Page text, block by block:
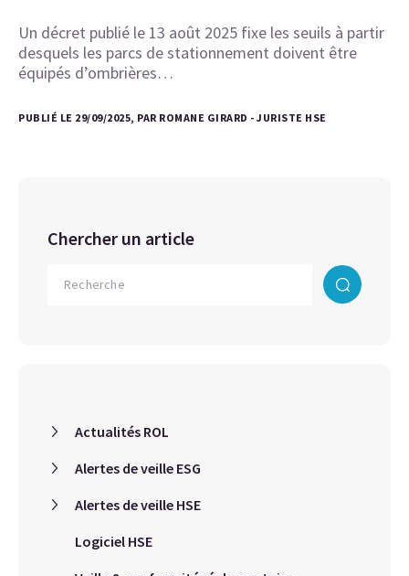
Un décret publié le 13 août 2025 fixe les seuils à partir
desquels les parcs de stationnement doivent être
équipés d’ombrières…
PUBLIÉ LE 29/09/2025, PAR ROMANE GIRARD - JURISTE HSE
Chercher un article
Actualités ROL
Alertes de veille ESG
Alertes de veille HSE
Logiciel HSE